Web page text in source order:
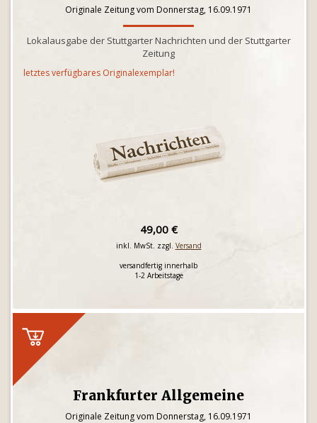
Originale Zeitung vom Donnerstag, 16.09.1971
Lokalausgabe der Stuttgarter Nachrichten und der Stuttgarter
Zeitung
letztes verfügbares Originalexemplar!
49,00 €
inkl. MwSt. zzgl. Versand
versandfertig innerhalb
1-2 Arbeitstage
Frankfurter Allgemeine
Originale Zeitung vom Donnerstag, 16.09.1971